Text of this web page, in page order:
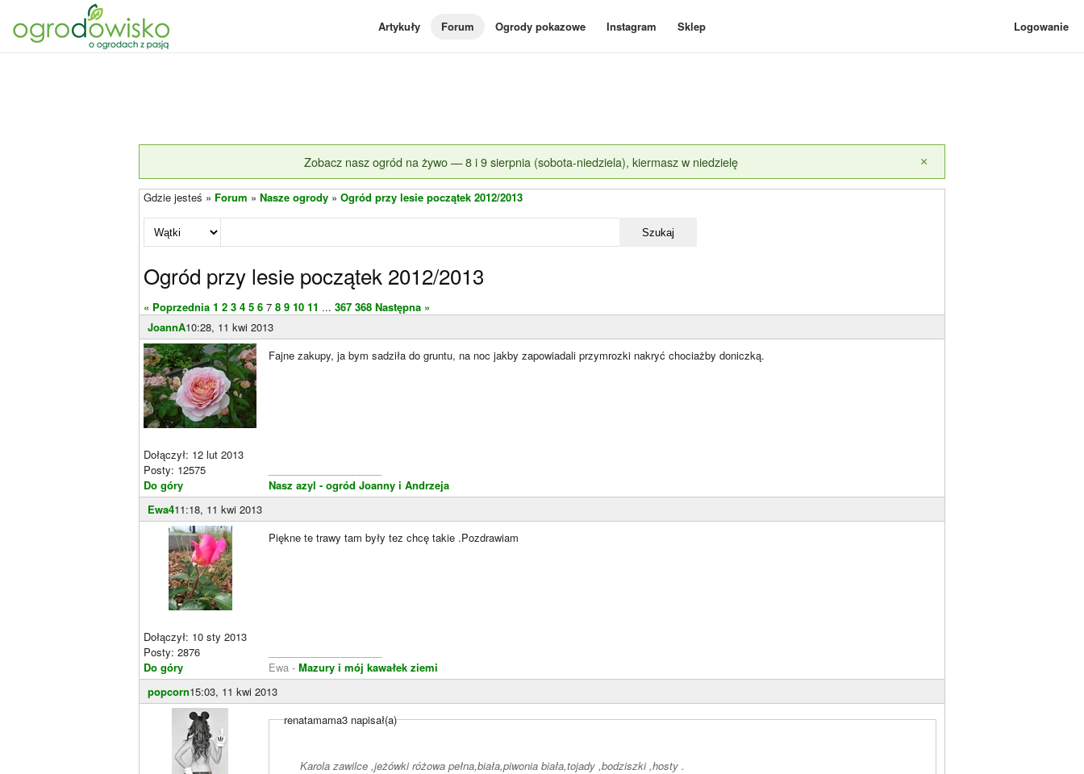
Artykuły Forum Ogrody pokazowe Instagram Sklep Logowanie
Zobacz nasz ogród na żywo — 8 i 9 sierpnia (sobota-niedziela), kiermasz w niedzielę ×
Gdzie jesteś » Forum » Nasze ogrody » Ogród przy lesie początek 2012/2013
Szukaj
Ogród przy lesie początek 2012/2013
« Poprzednia 1 2 3 4 5 6 7 8 9 10 11 ... 367 368 Następna »
JoannA10:28, 11 kwi 2013
Dołączył: 12 lut 2013
Posty: 12575
Do góry
Fajne zakupy, ja bym sadziła do gruntu, na noc jakby zapowiadali przymrozki nakryć chociażby doniczką.
Nasz azyl - ogród Joanny i Andrzeja
Ewa411:18, 11 kwi 2013
Dołączył: 10 sty 2013
Posty: 2876
Do góry
Piękne te trawy tam były tez chcę takie .Pozdrawiam
Ewa - Mazury i mój kawałek ziemi
popcorn15:03, 11 kwi 2013
renatamama3 napisał(a)
Karola zawilce ,jeżówki różowa pełna,biała,piwonia biała,tojady ,bodziszki ,hosty .